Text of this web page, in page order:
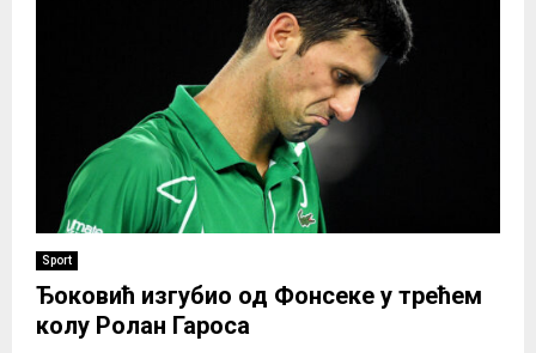
Sport
Ђоковић изгубио од Фонсеке у трећем
колу Ролан Гароса